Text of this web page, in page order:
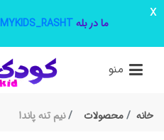
ما در بلهMYKIDS_RASHT
x
منو
خانه محصولات نیم تنه پاندا